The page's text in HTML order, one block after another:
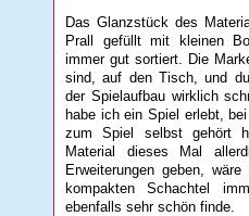
Das Glanzstück des
Prall gefüllt mit kleinen
immer gut sortiert. Die
sind, auf den Tisch, und
der Spielaufbau wirklich
habe ich ein Spiel erlebt,
zum Spiel selbst gehört
Material dieses Mal
Erweiterungen geben,
kompakten Schachtel
ebenfalls sehr schön finde.